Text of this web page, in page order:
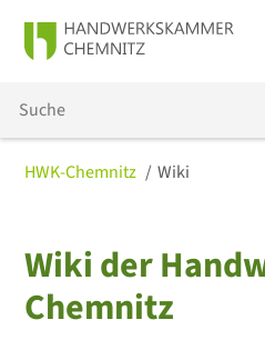
HWK-Chemnitz Wiki
Wiki der
Chemnitz